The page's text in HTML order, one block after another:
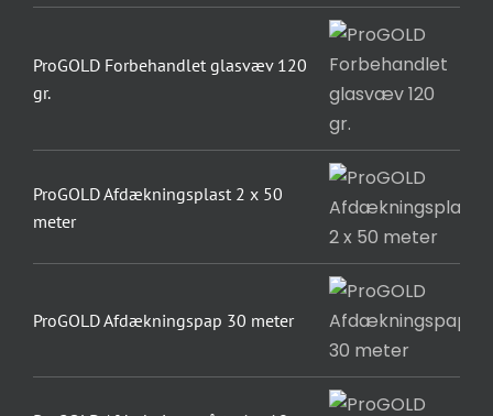
ProGOLD Forbehandlet glasvæv 120
gr.
ProGOLD Afdækningsplast 2 x 50
meter
ProGOLD Afdækningspap 30 meter